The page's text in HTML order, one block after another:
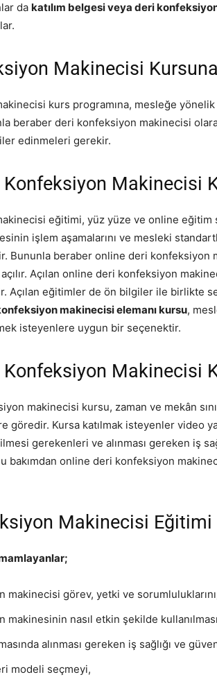
da katılım belgesi veya deri
Makinecisi
kurs programına, mesleğe
beraber deri konfeksiyon makinecisi
edinmeleri gerekir.
Makinecisi
eğitimi, yüz yüze ve online
işlem aşamalarını ve mesleki
Bununla beraber online deri konfeksiyon
Açılan online deri konfeksiyon
Açılan eğitimler de ön bilgiler ile birlikte
makinecisi elemanı kursu,
isteyenlere uygun bir seçenektir.
Makinecisi
makinecisi kursu, zaman ve mekân
göredir. Kursa katılmak isteyenler video ya
gerekenleri ve alınması gereken iş
bakımdan online deri konfeksiyon
Makinecisi Eğitimi
makinecisi görev, yetki ve
makinesinin nasıl etkin şekilde
alınması gereken iş sağlığı ve
modeli seçmeyi,